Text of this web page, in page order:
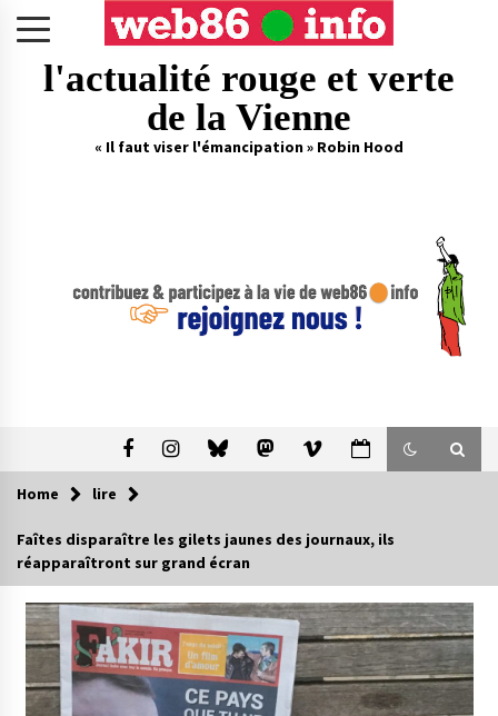
l'actualité rouge et verte
de la Vienne
« Il faut viser l'émancipation » Robin Hood
Home lire
Faîtes disparaître les gilets jaunes des journaux, ils
réapparaîtront sur grand écran